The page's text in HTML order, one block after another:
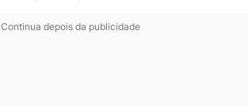
Continua depois da publicidade